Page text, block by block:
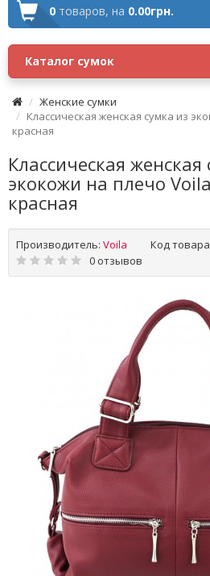
0 товаров, на 0.00грн.
Каталог сумок
Женские сумки
Классическая женская сумка из
красная
Классическая женская
экокожи на плечо
красная
Производитель: Voila Код
0 отзывов